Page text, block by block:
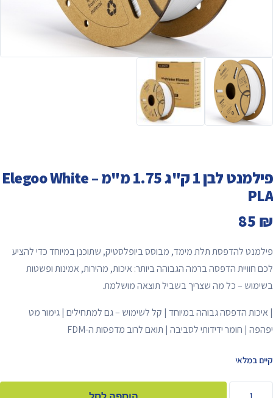
פילמנט לבן 1 ק"ג 1.75 מ"מ – Elegoo White
PLA
85 ₪
פילמנט להדפסת תלת מימד, מבוסס ביופלסטיק, שתוכנן במיוחד כדי להציע
לכם חוויית הדפסה ברמה הגבוהה ביותר: איכות, מהירות, אמינות ופשטות
בשימוש – כל מה שצריך בשביל תוצאה מושלמת.
| איכות הדפסה גבוהה במיוחד | קל לשימוש – גם למתחילים | גימור מט
יפהפה | חומר ידידותי לסביבה | תואם לרוב מדפסות ה-FDM
קיים במלאי